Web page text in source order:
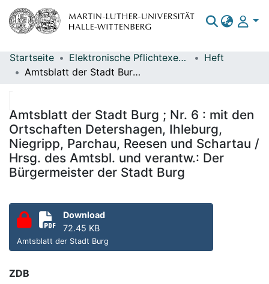
Bereiche & Sammlungen
Statistiken
Startseite Elektronische Pflichtexemplare
Heft
Amtsblatt der Stadt Burg ; Nr. 6 : mit den Ortschaften Detershagen, Ihleburg, Niegripp, Parchau, Reesen und Schartau / Hrsg. des Amtsbl. und verantw.: Der Bürgermeister der Stadt Burg
Amtsblatt der Stadt Burg ; Nr. 6 : mit den
Ortschaften Detershagen, Ihleburg,
Niegripp, Parchau, Reesen und Schartau /
Hrsg. des Amtsbl. und verantw.: Der
Bürgermeister der Stadt Burg
Download
72.45 KB
Amtsblatt der Stadt Burg
ZDB